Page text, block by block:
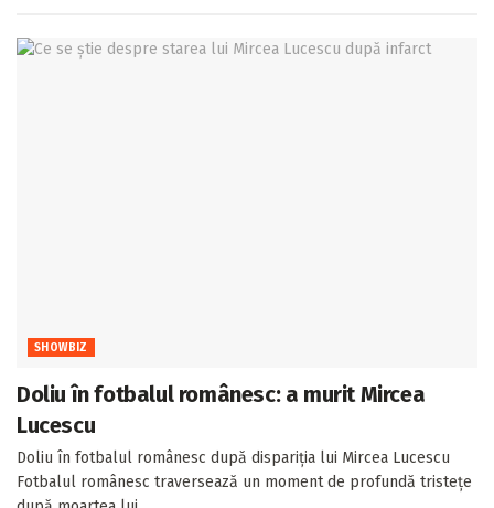
SHOWBIZ
Doliu în fotbalul românesc: a murit Mircea
Lucescu
Doliu în fotbalul românesc după dispariția lui Mircea Lucescu
Fotbalul românesc traversează un moment de profundă tristețe